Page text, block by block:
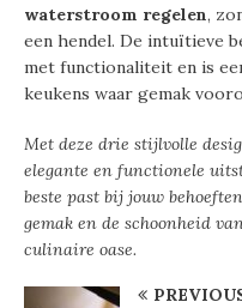
waterstroom regelen,
een hendel. De intuïtieve
met functionaliteit en is
keukens waar gemak
Met deze drie stijlvolle
elegante en functionele
beste past bij jouw
gemak en de schoonheid
culinaire oase.